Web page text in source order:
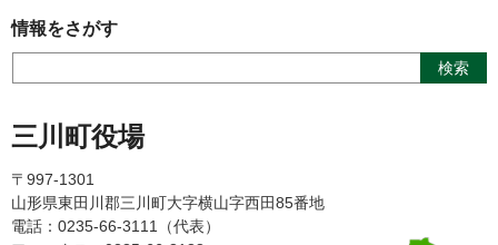
情報をさがす
三川町役場
〒997-1301
山形県東田川郡三川町大字横山字西田85番地
電話：0235-66-3111（代表）